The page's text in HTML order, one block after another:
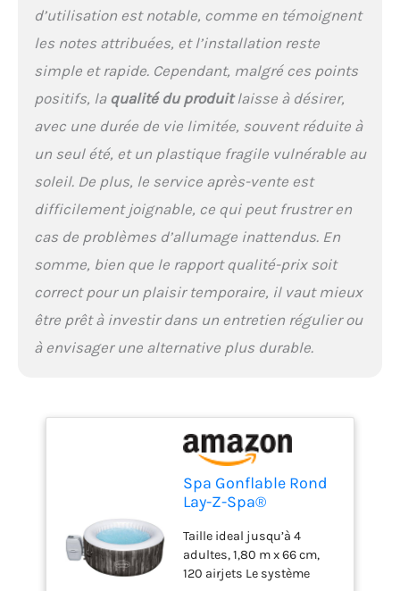
d’utilisation est notable, comme en témoignent
les notes attribuées, et l’installation reste
simple et rapide. Cependant, malgré ces points
positifs, la qualité du produitlaisse à désirer,
avec une durée de vie limitée, souvent réduite à
un seul été, et un plastique fragile vulnérable au
soleil. De plus, le service après-vente est
difficilement joignable, ce qui peut frustrer en
cas de problèmes d’allumage inattendus. En
somme, bien que le rapport qualité-prix soit
correct pour un plaisir temporaire, il vaut mieux
être prêt à investir dans un entretien régulier ou
à envisager une alternative plus durable.
Spa Gonflable Rond
Lay-Z-Spa®
Motif Bois 2 à 4
Personnes, 180 x 66
cm
Taille ideal jusqu’à 4
adultes, 1,80 m x 66 cm,
120 airjets Le système